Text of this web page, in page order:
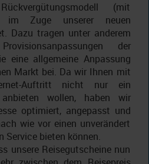
(mit
im Zuge unserer neuen
Dazu tragen unter anderem
der
eine allgemeine Anpassung
Markt bei. Da wir Ihnen mit
Auftritt nicht nur ein
wollen, haben wir
optimiert, angepasst und
wie vor einen unverändert
Service bieten können.
unsere Reisegutscheine nun